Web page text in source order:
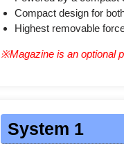
Compact design for
Highest removable
※Magazine is an optional
System 1